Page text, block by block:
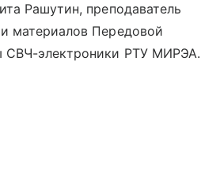
Рашутин, преподаватель
материалов Передовой
СВЧ-электроники РТУ МИРЭА.